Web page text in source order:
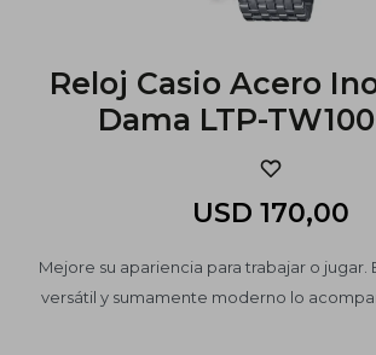
Reloj Casio Acero
Dama LTP-
USD 170,00
Mejore su apariencia para trabajar o jugar.
versátil y sumamente moderno lo